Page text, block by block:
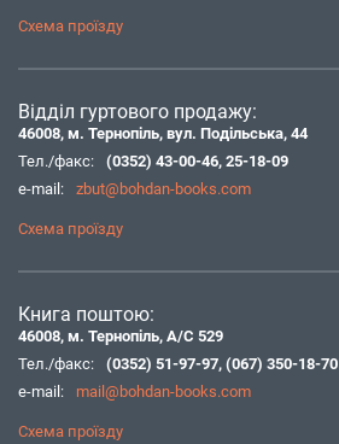
Схема проїзду
Відділ гуртового продажу:
46008, м. Тернопіль, вул. Подільська, 44
Тел./факс:
(0352) 43-00-46, 25-18-09
e-mail:
zbut@bohdan-books.com
Схема проїзду
Книга поштою:
46008, м. Тернопіль, А/С 529
Тел./факс:
(0352) 51-97-97, (067) 350-18-70
e-mail:
mail@bohdan-books.com
Схема проїзду